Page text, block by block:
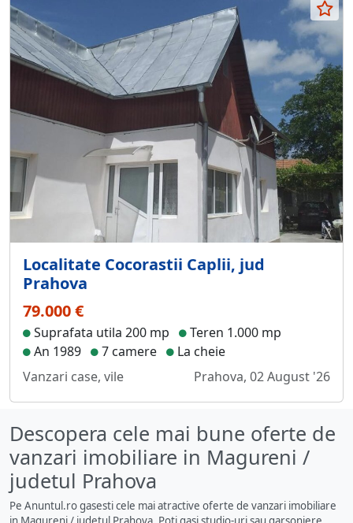
Localitate Cocorastii Caplii, jud
Prahova
79.000 €
Suprafata utila 200 mp
Teren 1.000 mp
An 1989
7 camere
La cheie
Vanzari case, vile
Prahova, 02 August '26
Descopera cele mai bune oferte de
vanzari imobiliare in Magureni /
judetul Prahova
Pe Anuntul.ro gasesti cele mai atractive oferte de vanzari imobiliare